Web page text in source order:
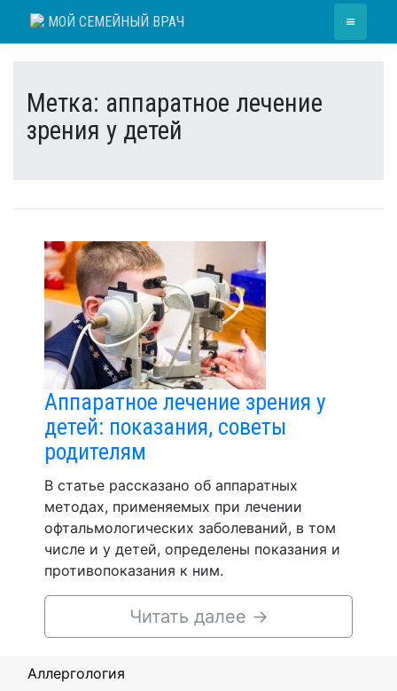
МОЙ СЕМЕЙНЫЙ ВРАЧ ≡
Метка: аппаратное лечение
зрения у детей
Аппаратное лечение зрения у
детей: показания, советы
родителям
В статье рассказано об аппаратных
методах, применяемых при лечении
офтальмологических заболеваний, в том
числе и у детей, определены показания и
противопоказания к ним.
Читать далее →
Аллергология